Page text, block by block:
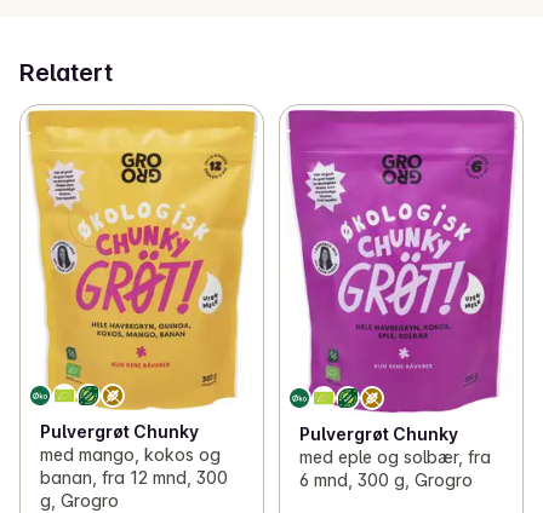
Relatert
Pulvergrøt Chunky
med mango, kokos og
banan, fra 12 mnd, 300
g, Grogro
Pulvergrøt Chunky
med eple og solbær, fra
6 mnd, 300 g, Grogro